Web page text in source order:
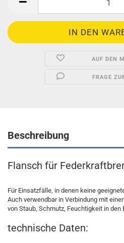
AUF DEN
FRAGE
Beschreibung
Flansch für
Für Einsatzfälle, in denen keine
Auch verwendbar in Verbindung mit
von Staub, Schmutz, Feuchtigkeit in den
technische Daten: